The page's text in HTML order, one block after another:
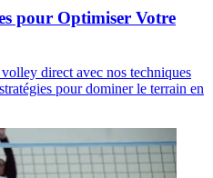
pour Optimiser Votre
direct avec nos techniques
pour dominer le terrain en